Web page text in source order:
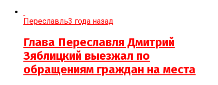
Переславль3 года назад
Глава Переславля Дмитрий
Зяблицкий выезжал по
обращениям граждан на места